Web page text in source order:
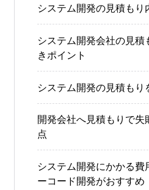
システム開発の見積もり
システム開発会社の見
きポイント
システム開発の見積もり
開発会社へ見積もりで
点
システム開発にかかる費
ーコード開発がおすすめ